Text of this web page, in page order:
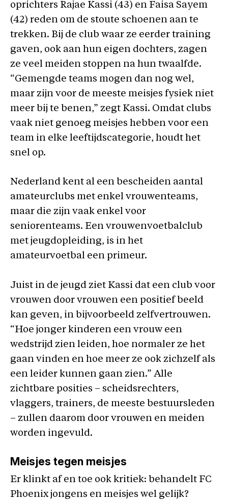
oprichters Rajae Kassi (43) en Faisa Sayem
(42) reden om de stoute schoenen aan te
trekken. Bij de club waar ze eerder training
gaven, ook aan hun eigen dochters, zagen
ze veel meiden stoppen na hun twaalfde.
“Gemengde teams mogen dan nog wel,
maar zijn voor de meeste meisjes fysiek niet
meer bij te benen,” zegt Kassi. Omdat clubs
vaak niet genoeg meisjes hebben voor een
team in elke leeftijdscategorie, houdt het
snel op.
Nederland kent al een bescheiden aantal
amateurclubs met enkel vrouwenteams,
maar die zijn vaak enkel voor
seniorenteams. Een vrouwenvoetbalclub
met jeugdopleiding, is in het
amateurvoetbal een primeur.
Juist in de jeugd ziet Kassi dat een club voor
vrouwen door vrouwen een positief beeld
kan geven, in bijvoorbeeld zelfvertrouwen.
“Hoe jonger kinderen een vrouw een
wedstrijd zien leiden, hoe normaler ze het
gaan vinden en hoe meer ze ook zichzelf als
een leider kunnen gaan zien.” Alle
zichtbare posities – scheidsrechters,
vlaggers, trainers, de meeste bestuursleden
– zullen daarom door vrouwen en meiden
worden ingevuld.
Meisjes tegen meisjes
Er klinkt af en toe ook kritiek: behandelt FC
Phoenix jongens en meisjes wel gelijk?